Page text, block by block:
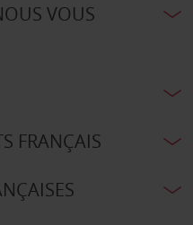
VOUS
FRANÇAIS